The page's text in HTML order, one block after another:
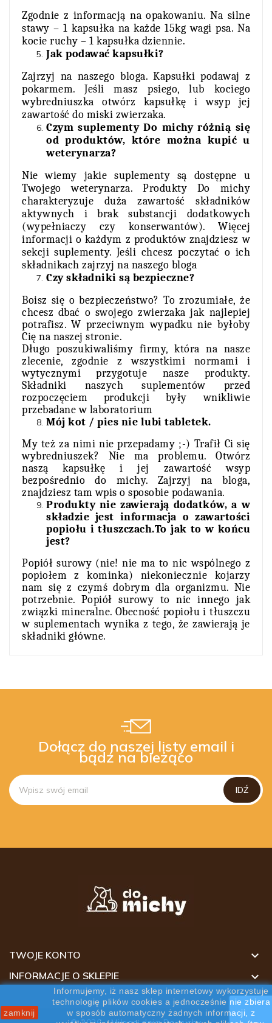
zamknij
Informujemy, iż nasz sklep internetowy wykorzystuje
technologię plików cookies a jednocześnie nie zbiera
w sposób automatyczny żadnych informacji, z
Zgodnie z informacją na opakowaniu. Na silne
stawy – 1 kapsułka na każde 15kg wagi psa. Na
kocie ruchy – 1 kapsułka dziennie.
Jak podawać kapsułki?
Zajrzyj na naszego bloga. Kapsułki podawaj z
pokarmem. Jeśli masz psiego, lub kociego
wybredniuszka otwórz kapsułkę i wsyp jej
zawartość do miski zwierzaka.
Czym suplementy Do michy różnią się
od produktów, które można kupić u
weterynarza?
Nie wiemy jakie suplementy są dostępne u
Twojego weterynarza. Produkty Do michy
charakteryzuje duża zawartość składników
aktywnych i brak substancji dodatkowych
(wypełniaczy czy konserwantów). Więcej
informacji o każdym z produktów znajdziesz w
sekcjisuplementy. Jeśli chcesz poczytać o ich
składnikach zajrzyj na naszego bloga
Czy składniki są bezpieczne?
Boisz się o bezpieczeństwo? To zrozumiałe, że
chcesz dbać o swojego zwierzaka jak najlepiej
potrafisz. W przeciwnym wypadku nie byłoby
Cię na naszej stronie.
Długo poszukiwaliśmy firmy, która na nasze
zlecenie, zgodnie z wszystkimi normami i
wytycznymi przygotuje nasze produkty.
Składniki naszych suplementów przed
rozpoczęciem produkcji były wnikliwie
przebadane w laboratorium
Mój kot / pies nie lubi tabletek.
My też za nimi nie przepadamy ;-) Trafił Ci się
wybredniuszek? Nie ma problemu. Otwórz
naszą kapsułkę i jej zawartość wsyp
bezpośrednio do michy. Zajrzyj na bloga,
znajdziesz tam wpis o sposobie podawania.
Produkty nie zawierają dodatków, a w
składzie jest informacja o zawartości
popiołu i tłuszczach.To jak to w końcu
jest?
Popiół surowy (nie! nie ma to nic wspólnego z
popiołem z kominka) niekoniecznie kojarzy
nam się z czymś dobrym dla organizmu. Nie
potrzebnie. Popiół surowy to nic innego jak
związki mineralne. Obecność popiołu i tłuszczu
w suplementach wynika z tego, że zawierają je
składniki główne.
Dołącz do naszej listy email i
bądź na bieżąco
TWOJE KONTO 
INFORMACJE O SKLEPIE 